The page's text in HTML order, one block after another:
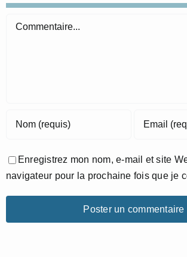
Commentaire
Enregistrez mon nom, e-mail et site
navigateur pour la prochaine fois que je